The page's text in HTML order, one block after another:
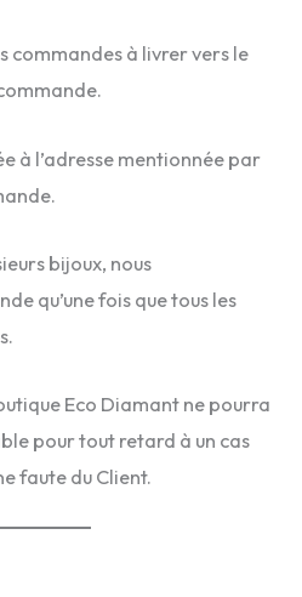
commandes à livrer vers le
à l’adresse mentionnée par
bijoux, nous
qu’une fois que tous les
Eco Diamant ne pourra
pour tout retard à un cas
faute du Client.